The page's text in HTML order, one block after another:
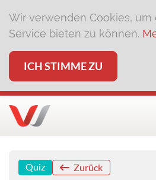
Wir verwenden Cookies,
Service bieten zu können.
ICH STIMME ZU
Quiz Zurück